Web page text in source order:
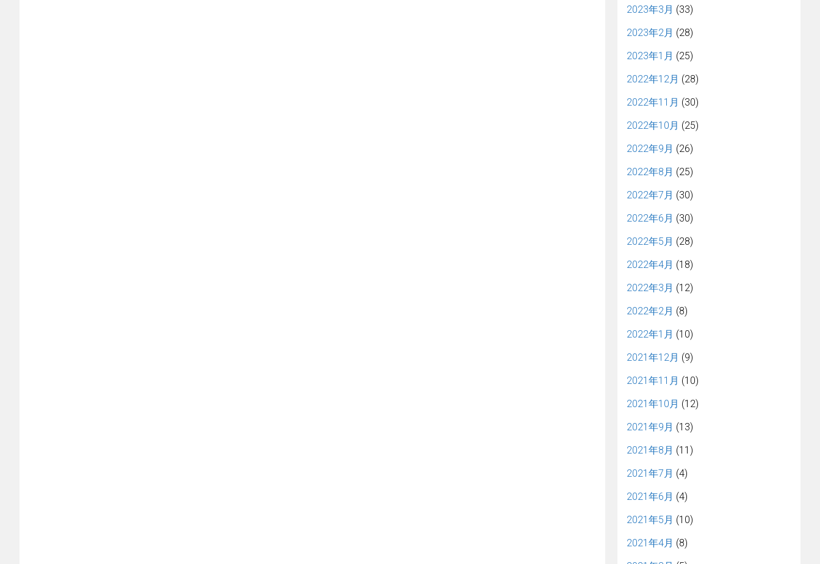
2023年3月 (33)
2023年2月 (28)
2023年1月 (25)
2022年12月 (28)
2022年11月 (30)
2022年10月 (25)
2022年9月 (26)
2022年8月 (25)
2022年7月 (30)
2022年6月 (30)
2022年5月 (28)
2022年4月 (18)
2022年3月 (12)
2022年2月 (8)
2022年1月 (10)
2021年12月 (9)
2021年11月 (10)
2021年10月 (12)
2021年9月 (13)
2021年8月 (11)
2021年7月 (4)
2021年6月 (4)
2021年5月 (10)
2021年4月 (8)